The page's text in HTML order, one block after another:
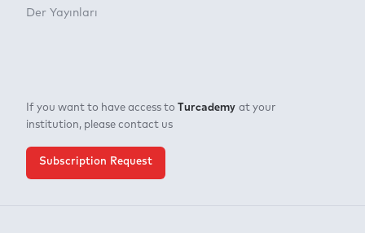
Der Yayınları
If you want to have access to Turcademy at your
institution, please contact us
Subscription Request